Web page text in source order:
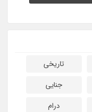
تاریخی
جنایی
درام